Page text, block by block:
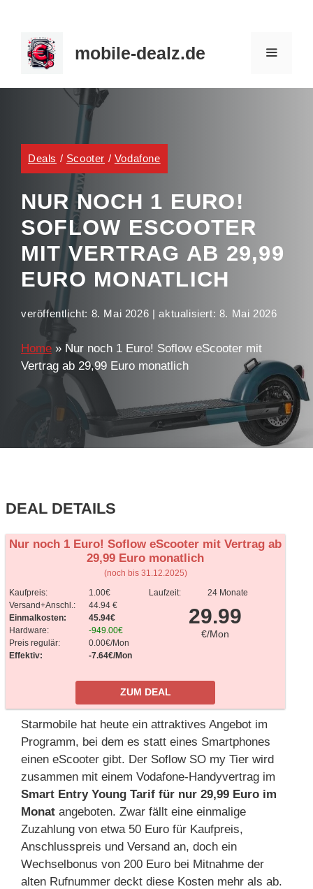
Inhalt
springen
mobile-dealz.de
Deals / Scooter / Vodafone
NUR NOCH 1 EURO!
SOFLOW ESCOOTER
MIT VERTRAG AB 29,99
EURO MONATLICH
veröffentlicht: 8. Mai 2026 | aktualisiert: 8. Mai 2026
Home » Nur noch 1 Euro! Soflow eScooter mit
Vertrag ab 29,99 Euro monatlich
DEAL DETAILS
Nur noch 1 Euro! Soflow eScooter mit Vertrag ab
29,99 Euro monatlich
(noch bis 31.12.2025)
Kaufpreis:
1.00€
Versand+Anschl.:
44.94 €
Einmalkosten:
45.94€
Hardware:
-949.00€
Preis regulär:
0.00€/Mon
Effektiv:
-7.64€/Mon
Laufzeit: 24 Monate
29.99
€/Mon
ZUM DEAL
Starmobile hat heute ein attraktives Angebot im
Programm, bei dem es statt eines Smartphones
einen eScooter gibt. Der Soflow SO my Tier wird
zusammen mit einem Vodafone-Handyvertrag im
Smart Entry Young Tarif für nur 29,99 Euro im
Monat angeboten. Zwar fällt eine einmalige
Zuzahlung von etwa 50 Euro für Kaufpreis,
Anschlusspreis und Versand an, doch ein
Wechselbonus von 200 Euro bei Mitnahme der
alten Rufnummer deckt diese Kosten mehr als ab.